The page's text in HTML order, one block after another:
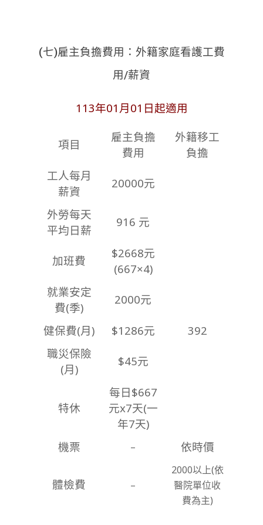
(七)雇主負擔費用：外籍家庭看護工費
用/薪資
113年01月01日起適用
項目
雇主負擔
費用
外籍移工
負擔
工人每月
薪資
20000元
外勞每天
平均日薪
916 元
加班費
$2668元
(667×4)
就業安定
費(季)
2000元
健保費(月) $1286元
392
職災保險
(月)
$45元
特休
每日$667
元x7天(一
年7天)
機票
– 依時價
體檢費 –
2000以上(依
醫院單位收
費為主)